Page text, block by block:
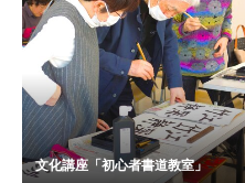
文化講座「初心者書道教室」